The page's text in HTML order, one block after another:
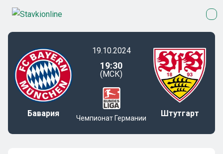
Бавария
19.10.2024
19:30
(МСК)
Чемпионат Германии Штутгарт